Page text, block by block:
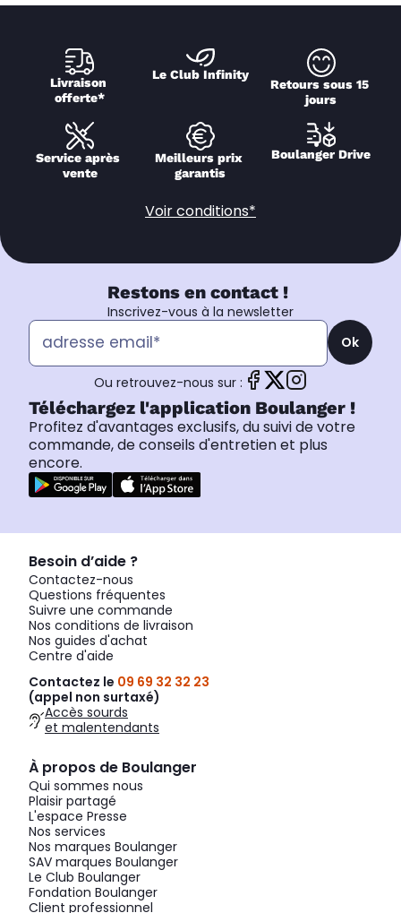
Livraison
offerte*
Le Club Infinity
Retours sous 15
jours
Service après
vente
Meilleurs prix
garantis
Boulanger Drive
Voir conditions*
Restons en contact !
Inscrivez-vous à la newsletter
Ok
Ou retrouvez-nous sur :
Téléchargez l'application Boulanger !
Profitez d'avantages exclusifs, du suivi de votre
commande, de conseils d'entretien et plus
encore.
Besoin d’aide ?
Contactez-nous
Questions fréquentes
Suivre une commande
Nos conditions de livraison
Nos guides d'achat
Centre d'aide
Contactez le 09 69 32 32 23
(appel non surtaxé)
Accès sourds
et malentendants
À propos de Boulanger
Qui sommes nous
Plaisir partagé
L'espace Presse
Nos services
Nos marques Boulanger
SAV marques Boulanger
Le Club Boulanger
Fondation Boulanger
Client professionnel